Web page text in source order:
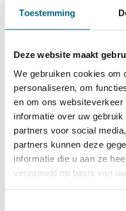
Toestemming
Deze website maakt
We gebruiken cookies om
personaliseren, om
en om ons
informatie over uw
partners voor social
partners kunnen deze
informatie die u aan ze
verzameld op basis van
nam snel toe
van een eigen
brandkasten en
Certificering
Alle kluizenbij
gecertificeerd
Europese
LIPS. Om te
certificering